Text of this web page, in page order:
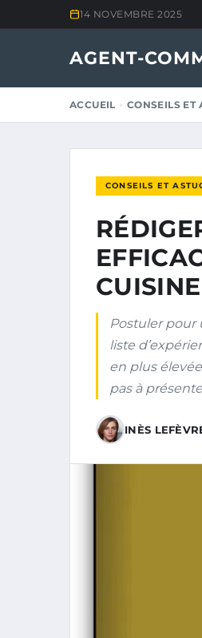
14 NOVEMBRE 2025
AGENT-
ACCUEIL CONSEILS ET
CONSEILS ET
Postuler pour
liste
en plus
pas à
INÈS